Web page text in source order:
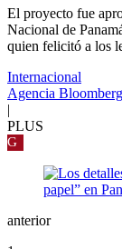
El proyecto fue
Nacional de
quien felicitó a los
Internacional
Agencia Bloomberg
PLUS
G
anterior